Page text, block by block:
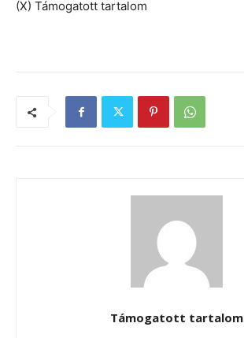
(X) Támogatott tartalom
Támogatott tartalom